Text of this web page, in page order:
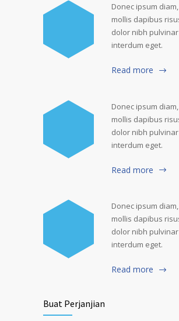
Donec ipsum
mollis dapibus
dolor nibh
interdum eget.
Read more
Donec ipsum
mollis dapibus
dolor nibh
interdum eget.
Read more
Donec ipsum
mollis dapibus
dolor nibh
interdum eget.
Read more
Buat Perjanjian